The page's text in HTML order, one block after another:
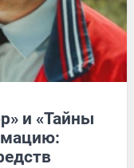
и «Тайны